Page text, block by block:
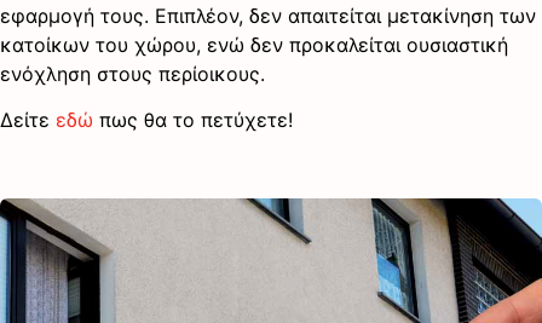
εφαρμογή τους. Επιπλέον, δεν απαιτείται μετακίνηση των
κατοίκων του χώρου, ενώ δεν προκαλείται ουσιαστική
ενόχληση στους περίοικους.
Δείτε εδώ πως θα το πετύχετε!